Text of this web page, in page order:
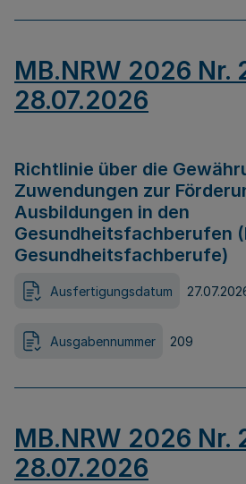
MB.NRW 2026 Nr.
28.07.2026
Richtlinie über die
Zuwendungen zur
Ausbildungen in den
Gesundheitsfachberufen
Gesundheitsfachberufe)
Ausfertigungsdatum
Ausgabennummer 209
MB.NRW 2026 Nr.
28.07.2026